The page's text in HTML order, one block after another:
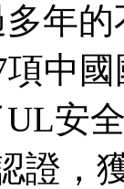
年
中
安
證，